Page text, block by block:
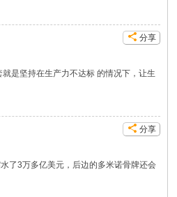
分享
是坚持在生产力不达标 的情况下，让生
分享
了3万多亿美元，后边的多米诺骨牌还会